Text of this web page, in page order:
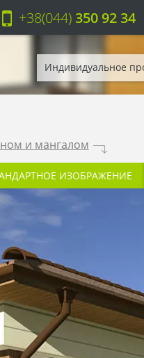
+38(044)350 92 34
Индивидуальное
и мангалом .
ИЗОБРАЖЕНИЕ